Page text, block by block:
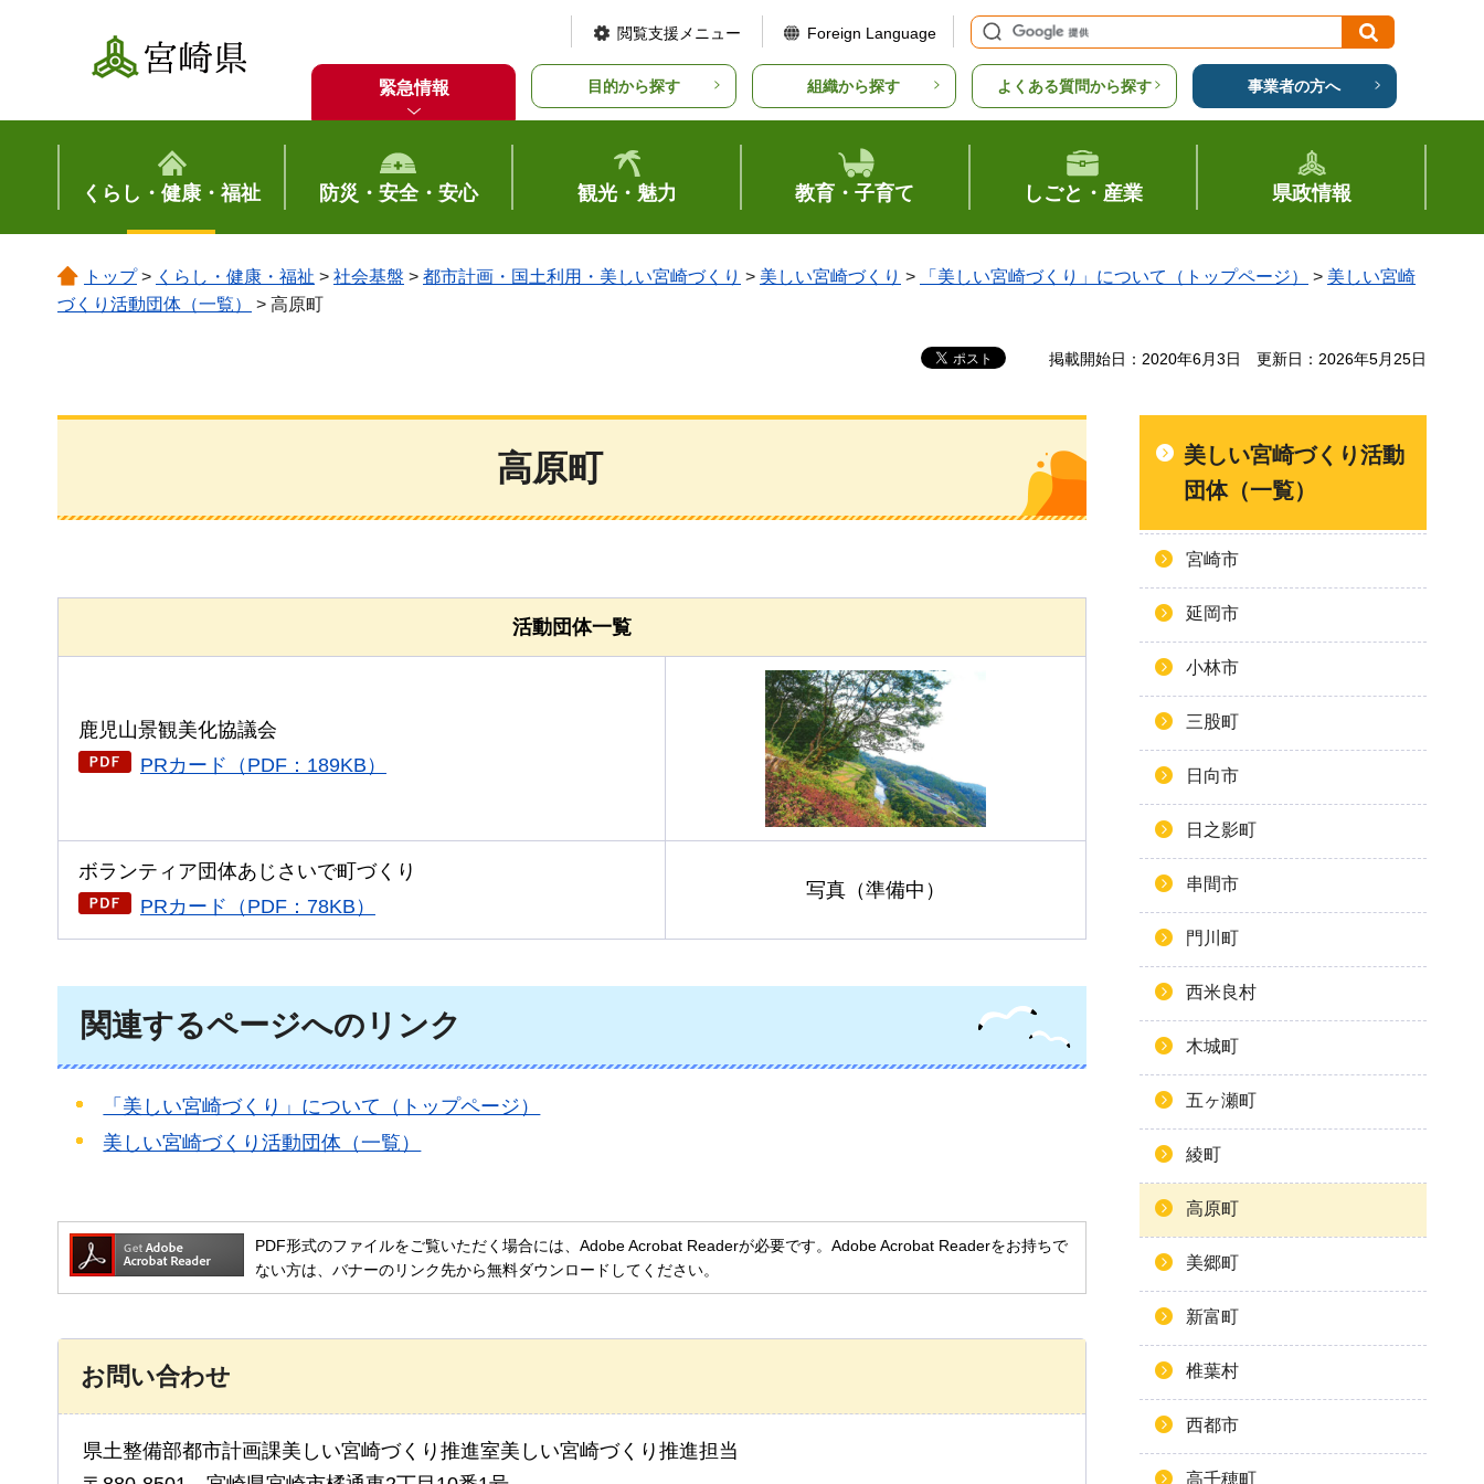
宮崎県
閲覧支援メニュー Foreign Language
緊急情報 目的から探す 組織から探す よくある質問から探す 事業者の方へ
くらし・健康・福祉 防災・安全・安心 観光・魅力 教育・子育て しごと・産業 県政情報
トップ> くらし・健康・福祉 > 社会基盤 > 都市計画・国土利用・美しい宮崎づくり > 美しい宮崎づくり > 「美しい宮崎づくり」について（トップページ） > 美しい宮崎
づくり活動団体（一覧）
> 高原町
掲載開始日：2020年6月3日 更新日：2026年5月25日
高原町
活動団体一覧
鹿児山景観美化協議会
PRカード（PDF：189KB）
ボランティア団体あじさいで町づくり
PRカード（PDF：78KB）
写真（準備中）
関連するページへのリンク
「美しい宮崎づくり」について（トップページ）
美しい宮崎づくり活動団体（一覧）
PDF形式のファイルをご覧いただく場合には、Adobe Acrobat Readerが必要です。Adobe Acrobat Readerをお持ちで
ない方は、バナーのリンク先から無料ダウンロードしてください。
お問い合わせ
県土整備部都市計画課美しい宮崎づくり推進室美しい宮崎づくり推進担当
美しい宮崎づくり活動
団体（一覧）
宮崎市
延岡市
小林市
三股町
日向市
日之影町
串間市
門川町
西米良村
木城町
五ヶ瀬町
綾町
高原町
美郷町
新富町
椎葉村
西都市
高千穂町